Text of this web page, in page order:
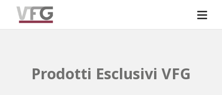
Prodotti Esclusivi VFG